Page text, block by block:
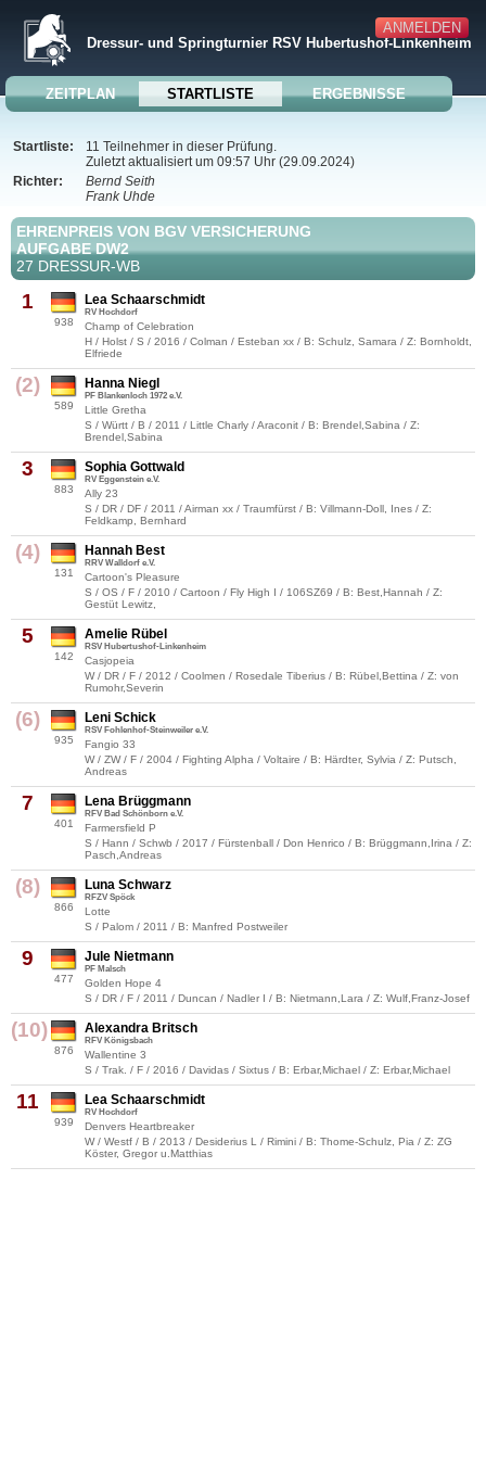
ANMELDEN
Dressur- und Springturnier RSV Hubertushof-Linkenheim
ZEITPLAN STARTLISTE ERGEBNISSE
Startliste:
11 Teilnehmer in dieser Prüfung.
Zuletzt aktualisiert um 09:57 Uhr (29.09.2024)
Richter:
Bernd Seith
Frank Uhde
EHRENPREIS VON BGV VERSICHERUNG
AUFGABE DW2
27 DRESSUR-WB
1
938
Lea Schaarschmidt
RV Hochdorf
Champ of Celebration
H / Holst / S / 2016 / Colman / Esteban xx / B: Schulz, Samara / Z: Bornholdt,
Elfriede
(2)
589
Hanna Niegl
PF Blankenloch 1972 e.V.
Little Gretha
S / Württ / B / 2011 / Little Charly / Araconit / B: Brendel,Sabina / Z:
Brendel,Sabina
3
883
Sophia Gottwald
RV Eggenstein e.V.
Ally 23
S / DR / DF / 2011 / Airman xx / Traumfürst / B: Villmann-Doll, Ines / Z:
Feldkamp, Bernhard
(4)
131
Hannah Best
RRV Walldorf e.V.
Cartoon's Pleasure
S / OS / F / 2010 / Cartoon / Fly High I / 106SZ69 / B: Best,Hannah / Z:
Gestüt Lewitz,
5
142
Amelie Rübel
RSV Hubertushof-Linkenheim
Casjopeia
W / DR / F / 2012 / Coolmen / Rosedale Tiberius / B: Rübel,Bettina / Z: von
Rumohr,Severin
(6)
935
Leni Schick
RSV Fohlenhof-Steinweiler e.V.
Fangio 33
W / ZW / F / 2004 / Fighting Alpha / Voltaire / B: Härdter, Sylvia / Z: Putsch,
Andreas
7
401
Lena Brüggmann
RFV Bad Schönborn e.V.
Farmersfield P
S / Hann / Schwb / 2017 / Fürstenball / Don Henrico / B: Brüggmann,Irina / Z:
Pasch,Andreas
(8)
866
Luna Schwarz
RFZV Spöck
Lotte
S / Palom / 2011 / B: Manfred Postweiler
9
477
Jule Nietmann
PF Malsch
Golden Hope 4
S / DR / F / 2011 / Duncan / Nadler I / B: Nietmann,Lara / Z: Wulf,Franz-Josef
(10)
876
Alexandra Britsch
RFV Königsbach
Wallentine 3
S / Trak. / F / 2016 / Davidas / Sixtus / B: Erbar,Michael / Z: Erbar,Michael
11
939
Lea Schaarschmidt
RV Hochdorf
Denvers Heartbreaker
W / Westf / B / 2013 / Desiderius L / Rimini / B: Thome-Schulz, Pia / Z: ZG
Köster, Gregor u.Matthias